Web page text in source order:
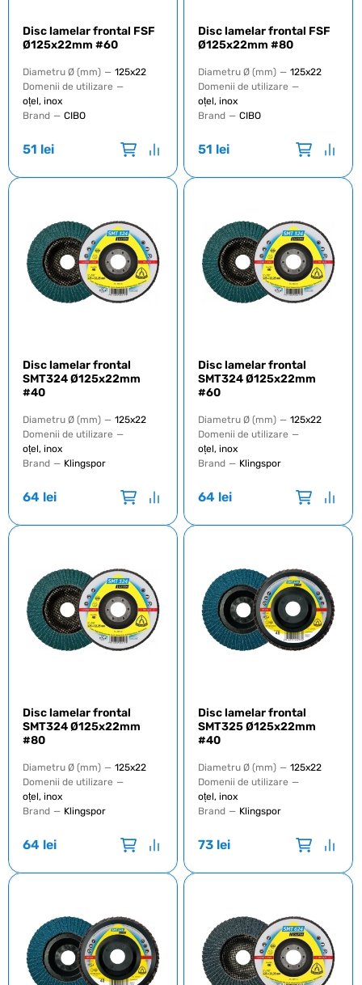
Disc lamelar frontal FSF
Ø125x22mm #60
Diametru Ø (mm) — 125x22
Domenii de utilizare —
oțel, inox
Brand — CIBO
51 lei
Disc lamelar frontal FSF
Ø125x22mm #80
Diametru Ø (mm) — 125x22
Domenii de utilizare —
oțel, inox
Brand — CIBO
51 lei
Disc lamelar frontal
SMT324 Ø125x22mm
#40
Diametru Ø (mm) — 125x22
Domenii de utilizare —
oțel, inox
Brand — Klingspor
64 lei
Disc lamelar frontal
SMT324 Ø125x22mm
#60
Diametru Ø (mm) — 125x22
Domenii de utilizare —
oțel, inox
Brand — Klingspor
64 lei
Disc lamelar frontal
SMT324 Ø125x22mm
#80
Diametru Ø (mm) — 125x22
Domenii de utilizare —
oțel, inox
Brand — Klingspor
64 lei
Disc lamelar frontal
SMT325 Ø125x22mm
#40
Diametru Ø (mm) — 125x22
Domenii de utilizare —
oțel, inox
Brand — Klingspor
73 lei